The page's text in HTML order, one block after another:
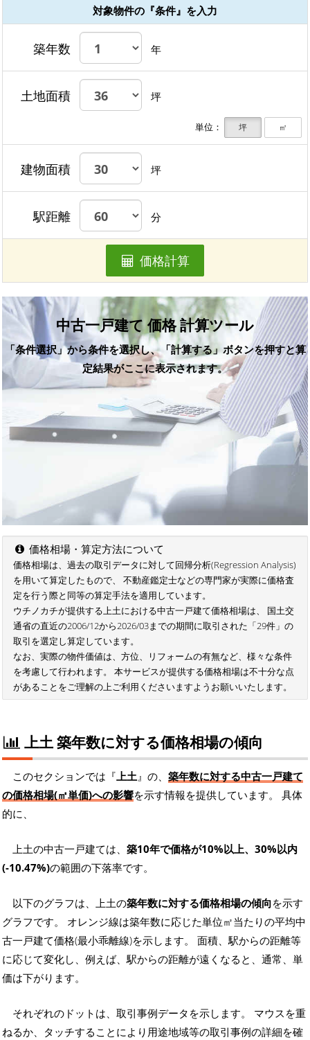
対象物件の『条件』を入力
築年数 年
土地面積 坪
単位： 坪 ㎡
建物面積 坪
駅距離 分
価格計算
中古一戸建て 価格 計算ツール
「条件選択」から条件を選択し、「計算する」ボタンを押すと算
定結果がここに表示されます。
価格相場・算定方法について
価格相場は、過去の取引データに対して回帰分析(Regression Analysis)
を用いて算定したもので、 不動産鑑定士などの専門家が実際に価格査
定を行う際と同等の算定手法を適用しています。
ウチノカチが提供する上土における中古一戸建て価格相場は、 国土交
通省の直近の2006/12から2026/03までの期間に取引された「29件」の
取引を選定し算定しています。
なお、実際の物件価値は、方位、リフォームの有無など、様々な条件
を考慮して行われます。 本サービスが提供する価格相場は不十分な点
があることをご理解の上ご利用くださいますようお願いいたします。
上土 築年数に対する価格相場の傾向
このセクションでは『上土』の、 築年数に対する中古一戸建て
の価格相場(㎡単価)への影響を示す情報を提供しています。 具体
的に、
上土の中古一戸建ては、 築10年で価格が10%以上、30%以内
(-10.47%)の範囲の下落率です。
以下のグラフは、上土の築年数に対する価格相場の傾向を示す
グラフです。 オレンジ線は築年数に応じた単位㎡当たりの平均中
古一戸建て価格(最小乖離線)を示します。 面積、駅からの距離等
に応じて変化し、例えば、駅からの距離が遠くなると、通常、単
価は下がります。
それぞれのドットは、取引事例データを示します。 マウスを重
ねるか、タッチすることにより用途地域等の取引事例の詳細を確